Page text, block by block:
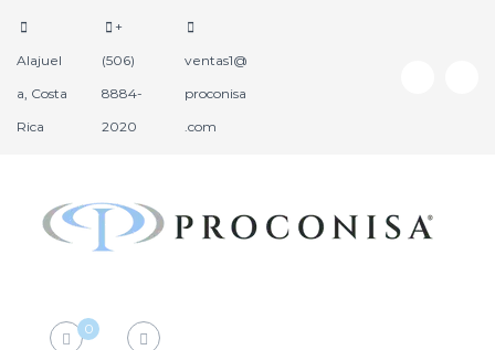
Alajuel
a, Costa
Rica
+
(506)
8884-
2020
ventas1@
proconisa
.com
0